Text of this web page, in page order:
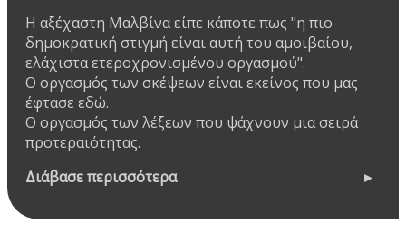
Η αξέχαστη Μαλβίνα είπε κάποτε πως "η πιο
δημοκρατική στιγμή είναι αυτή του αμοιβαίου,
ελάχιστα ετεροχρονισμένου οργασμού".
Ο οργασμός των σκέψεων είναι εκείνος που μας
έφτασε εδώ.
Ο οργασμός των λέξεων που ψάχνουν μια σειρά
προτεραιότητας.
Διάβασε περισσότερα